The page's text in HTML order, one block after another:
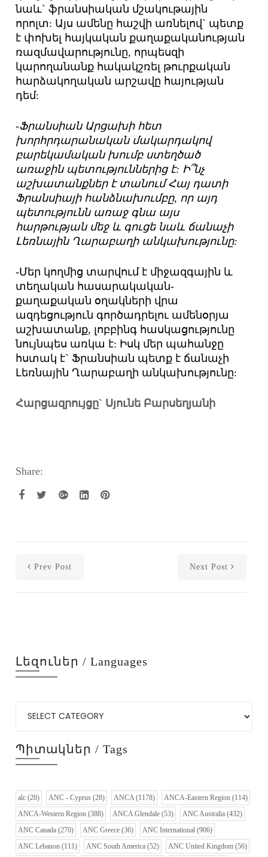
նաև` ֆրանսիական մշակութային
որոլտ: Այս ամենը հաշվի առնելով` պետք
է փոխել հայկական քաղաքականության
ռազմավարությունը, որպեսզի
կարողանանք հակակշռել թուրքական
հարձակողական արշավը հայության
դեմ:
-Ֆրանսիան Արցախի հետ
խորհրդարանական մակարդակով
բարեկամական խումբ ստեղծած
առաջին պետություններից է: Ի՞նչ
աշխատանքներ է տանում Հայ դատի
Ֆրանսիայի հանձնախումբը, որ այդ
պետությունն առաջ գնա այս
հարթության մեջ և գուցե նաև ճանաչի
Լեռնային Ղարաբաղի անկախությունը:
-Մեր կողմից տարվում է միջազգային և
տեղական հասարակական-
քաղաքական օղակների վրա
ազդեցություն գործադրելու ամենօրյա
աշխատանք, լոբբինգ հասկացությունը
նույնպես առկա է: Իսկ մեր պահանջը
հստակ է` Ֆրանսիան պետք է ճանաչի
Լեռնային Ղարաբաղի անկախությունը:
Հարցազրույցը` Սյունե Բարսեղյանի
Share:
Prev Post Next Post
Լեզուներ / Languages
Պիտակներ / Tags
alc (28) ANC - Cyprus (28) ANCA (1178) ANCA-Eastern Region (114)
ANCA-Western Region (388) ANCA Glendale (53) ANC Australia (432)
ANC Canada (270) ANC Greece (36) ANC International (906)
ANC Lebanon (111) ANC South America (52) ANC United Kingdom (56)